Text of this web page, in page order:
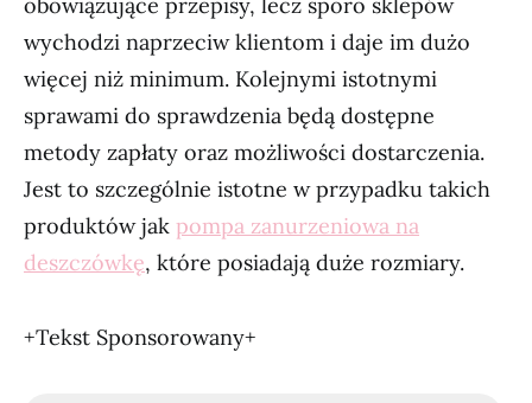
wychodzi naprzeciw klientom i daje im dużo
więcej niż minimum. Kolejnymi istotnymi
sprawami do sprawdzenia będą dostępne
metody zapłaty oraz możliwości dostarczenia.
Jest to szczególnie istotne w przypadku takich
produktów jak pompa zanurzeniowa na
deszczówkę, które posiadają duże rozmiary.
+Tekst Sponsorowany+